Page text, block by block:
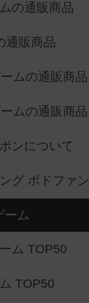
の通販商品
通販商品
ムの通販商品
ムの通販商品
ンについて
グ ボドファン
ーム
ム TOP50
TOP50